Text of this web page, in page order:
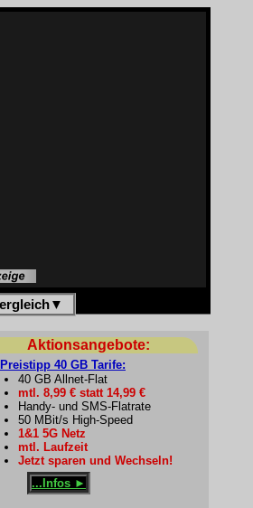
▼
Aktionsangebote:
Preistipp 40 GB Tarife:
40 GB Allnet-Flat
mtl. 8,99 € statt 14,99 €
Handy- und SMS-Flatrate
50 MBit/s High-Speed
1&1 5G Netz
mtl. Laufzeit
Jetzt sparen und Wechseln!
...Infos ►